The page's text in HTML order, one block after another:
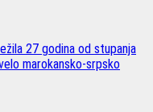
27 godina od stupanja
marokansko-srpsko